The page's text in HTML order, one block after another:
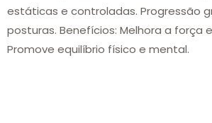
estáticas e controladas. Progressão
posturas. Benefícios: Melhora a força
Promove equilíbrio físico e mental.